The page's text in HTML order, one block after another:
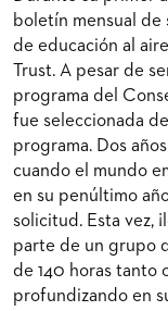
boletín mensual de
de educación al
Trust. A pesar de
programa del
fue seleccionada
programa. Dos
cuando el mundo
en su penúltimo
solicitud. Esta vez,
parte de un grupo
de 140 horas tanto
profundizando en